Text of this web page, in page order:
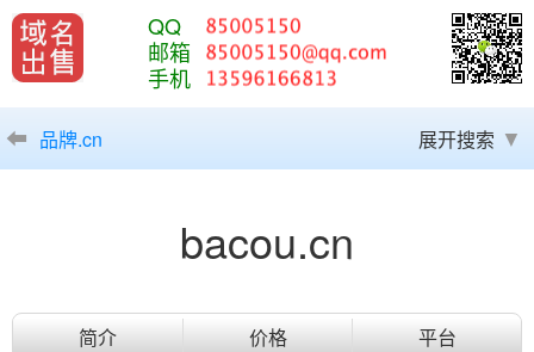
QQ
邮箱
手机
品牌.cn 展开搜索
bacou.cn
简介 价格
平台